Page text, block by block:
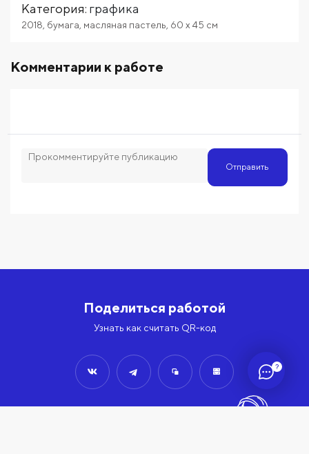
?
Категория: графика
2018 бумага масляная пастель 60 x 45 см
Комментарии к работе
Отправить
Поделиться работой
Узнать как считать QR-код